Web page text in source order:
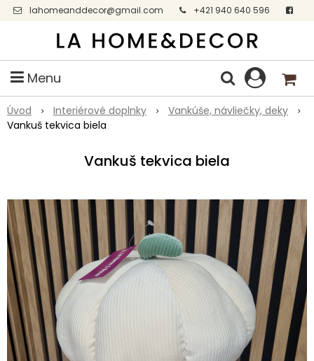
lahomeanddecor@gmail.com
+421 940 640 596
Facebook
Menu
Úvod Interiérové doplnky
Vankúše, návliečky, deky
Vankuš tekvica biela
Vankuš tekvica biela